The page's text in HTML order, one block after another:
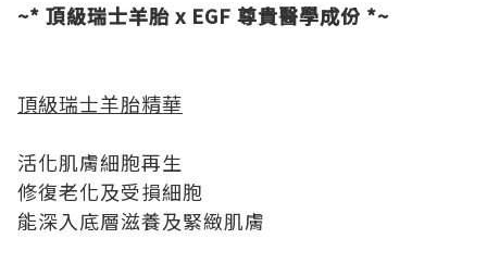
~* 頂級瑞士羊胎 x EGF 尊貴醫學成份 *~
頂級瑞士羊胎精華
活化肌膚細胞再生
修復老化及受損細胞
能深入底層滋養及緊緻肌膚